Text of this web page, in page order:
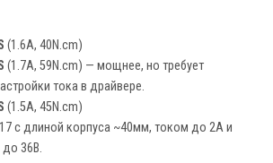
(1.6A, 40N.cm)
(1.7A, 59N.cm) — мощнее, но требует
тока в драйвере.
(1.5A, 45N.cm)
с длиной корпуса ~40мм, током до 2А и
36В.